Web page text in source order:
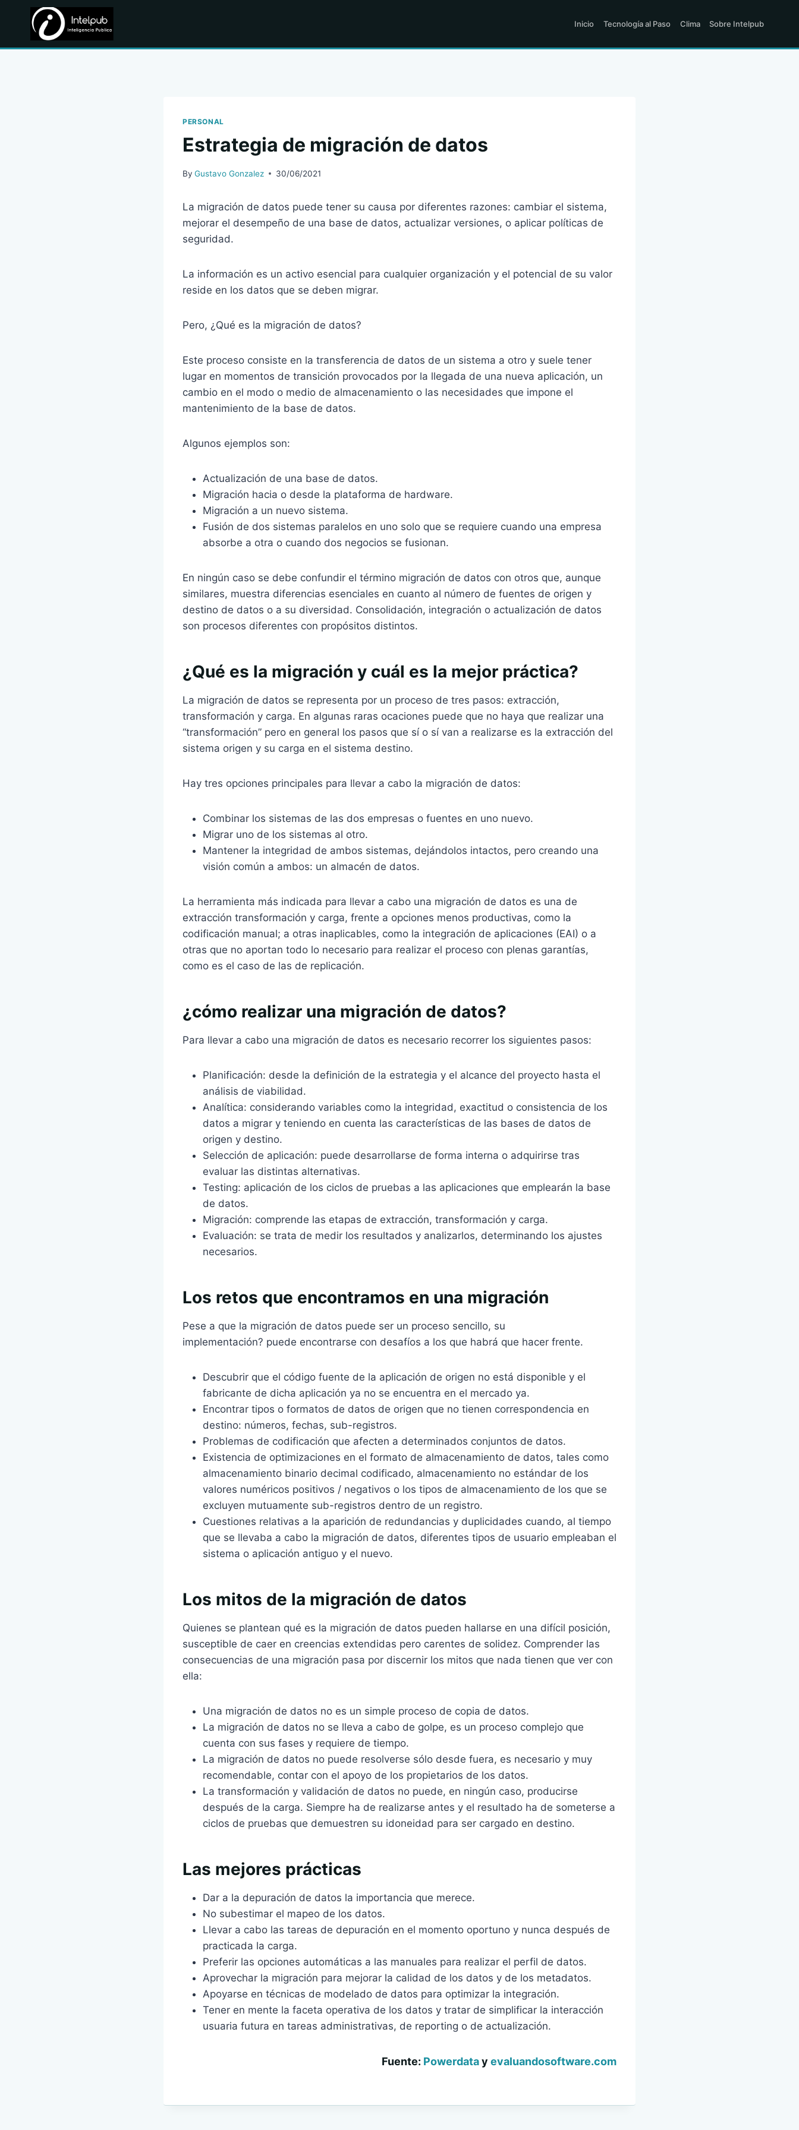
content
Inicio Tecnología al Paso Clima Sobre Intelpub
PERSONAL
Estrategia de migración de datos
By Gustavo Gonzalez 30/06/2021
La migración de datos puede tener su causa por diferentes razones: cambiar el sistema,
mejorar el desempeño de una base de datos, actualizar versiones, o aplicar políticas de
seguridad.
La información es un activo esencial para cualquier organización y el potencial de su valor
reside en los datos que se deben migrar.
Pero, ¿Qué es la migración de datos?
Este proceso consiste en la transferencia de datos de un sistema a otro y suele tener
lugar en momentos de transición provocados por la llegada de una nueva aplicación, un
cambio en el modo o medio de almacenamiento o las necesidades que impone el
mantenimiento de la base de datos.
Algunos ejemplos son:
Actualización de una base de datos.
Migración hacia o desde la plataforma de hardware.
Migración a un nuevo sistema.
Fusión de dos sistemas paralelos en uno solo que se requiere cuando una empresa
absorbe a otra o cuando dos negocios se fusionan.
En ningún caso se debe confundir el término migración de datos con otros que, aunque
similares, muestra diferencias esenciales en cuanto al número de fuentes de origen y
destino de datos o a su diversidad. Consolidación, integración o actualización de datos
son procesos diferentes con propósitos distintos.
¿Qué es la migración y cuál es la mejor práctica?
La migración de datos se representa por un proceso de tres pasos: extracción,
transformación y carga. En algunas raras ocaciones puede que no haya que realizar una
“transformación” pero en general los pasos que sí o sí van a realizarse es la extracción del
sistema origen y su carga en el sistema destino.
Hay tres opciones principales para llevar a cabo la migración de datos:
Combinar los sistemas de las dos empresas o fuentes en uno nuevo.
Migrar uno de los sistemas al otro.
Mantener la integridad de ambos sistemas, dejándolos intactos, pero creando una
visión común a ambos: un almacén de datos.
La herramienta más indicada para llevar a cabo una migración de datos es una de
extracción transformación y carga, frente a opciones menos productivas, como la
codificación manual; a otras inaplicables, como la integración de aplicaciones (EAI) o a
otras que no aportan todo lo necesario para realizar el proceso con plenas garantías,
como es el caso de las de replicación.
¿cómo realizar una migración de datos?
Para llevar a cabo una migración de datos es necesario recorrer los siguientes pasos:
Planificación: desde la definición de la estrategia y el alcance del proyecto hasta el
análisis de viabilidad.
Analítica: considerando variables como la integridad, exactitud o consistencia de los
datos a migrar y teniendo en cuenta las características de las bases de datos de
origen y destino.
Selección de aplicación: puede desarrollarse de forma interna o adquirirse tras
evaluar las distintas alternativas.
Testing: aplicación de los ciclos de pruebas a las aplicaciones que emplearán la base
de datos.
Migración: comprende las etapas de extracción, transformación y carga.
Evaluación: se trata de medir los resultados y analizarlos, determinando los ajustes
necesarios.
Los retos que encontramos en una migración
Pese a que la migración de datos puede ser un proceso sencillo, su
implementación? puede encontrarse con desafíos a los que habrá que hacer frente.
Descubrir que el código fuente de la aplicación de origen no está disponible y el
fabricante de dicha aplicación ya no se encuentra en el mercado ya.
Encontrar tipos o formatos de datos de origen que no tienen correspondencia en
destino: números, fechas, sub-registros.
Problemas de codificación que afecten a determinados conjuntos de datos.
Existencia de optimizaciones en el formato de almacenamiento de datos, tales como
almacenamiento binario decimal codificado, almacenamiento no estándar de los
valores numéricos positivos / negativos o los tipos de almacenamiento de los que se
excluyen mutuamente sub-registros dentro de un registro.
Cuestiones relativas a la aparición de redundancias y duplicidades cuando, al tiempo
que se llevaba a cabo la migración de datos, diferentes tipos de usuario empleaban el
sistema o aplicación antiguo y el nuevo.
Los mitos de la migración de datos
Quienes se plantean qué es la migración de datos pueden hallarse en una difícil posición,
susceptible de caer en creencias extendidas pero carentes de solidez. Comprender las
consecuencias de una migración pasa por discernir los mitos que nada tienen que ver con
ella:
Una migración de datos no es un simple proceso de copia de datos.
La migración de datos no se lleva a cabo de golpe, es un proceso complejo que
cuenta con sus fases y requiere de tiempo.
La migración de datos no puede resolverse sólo desde fuera, es necesario y muy
recomendable, contar con el apoyo de los propietarios de los datos.
La transformación y validación de datos no puede, en ningún caso, producirse
después de la carga. Siempre ha de realizarse antes y el resultado ha de someterse a
ciclos de pruebas que demuestren su idoneidad para ser cargado en destino.
Las mejores prácticas
Dar a la depuración de datos la importancia que merece.
No subestimar el mapeo de los datos.
Llevar a cabo las tareas de depuración en el momento oportuno y nunca después de
practicada la carga.
Preferir las opciones automáticas a las manuales para realizar el perfil de datos.
Aprovechar la migración para mejorar la calidad de los datos y de los metadatos.
Apoyarse en técnicas de modelado de datos para optimizar la integración.
Tener en mente la faceta operativa de los datos y tratar de simplificar la interacción
usuaria futura en tareas administrativas, de reporting o de actualización.
Fuente: Powerdatay evaluandosoftware.com